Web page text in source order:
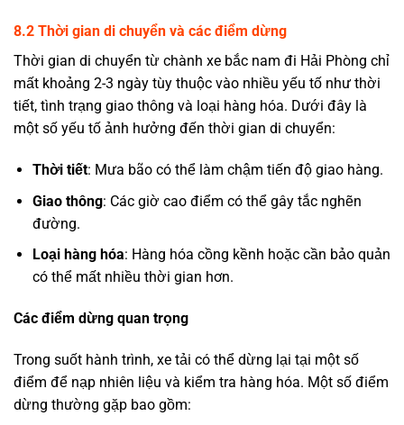
8.2 Thời gian di chuyển và các điểm dừng
Thời gian di chuyển từ chành xe bắc nam đi Hải Phòng chỉ
mất khoảng 2-3 ngày tùy thuộc vào nhiều yếu tố như thời
tiết, tình trạng giao thông và loại hàng hóa. Dưới đây là
một số yếu tố ảnh hưởng đến thời gian di chuyển:
Thời tiết: Mưa bão có thể làm chậm tiến độ giao hàng.
Giao thông: Các giờ cao điểm có thể gây tắc nghẽn
đường.
Loại hàng hóa: Hàng hóa cồng kềnh hoặc cần bảo quản
có thể mất nhiều thời gian hơn.
Các điểm dừng quan trọng
Trong suốt hành trình, xe tải có thể dừng lại tại một số
điểm để nạp nhiên liệu và kiểm tra hàng hóa. Một số điểm
dừng thường gặp bao gồm: